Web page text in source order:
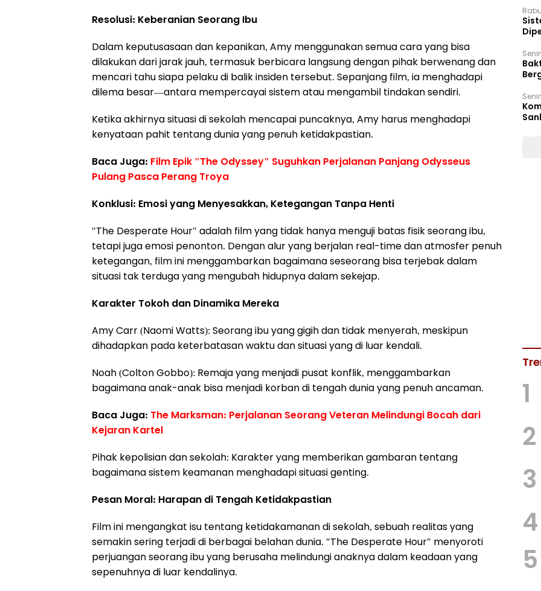
Resolusi: Keberanian Seorang Ibu
Dalam keputusasaan dan kepanikan, Amy menggunakan semua cara yang bisa
dilakukan dari jarak jauh, termasuk berbicara langsung dengan pihak berwenang dan
mencari tahu siapa pelaku di balik insiden tersebut. Sepanjang film, ia menghadapi
dilema besar—antara mempercayai sistem atau mengambil tindakan sendiri.
Ketika akhirnya situasi di sekolah mencapai puncaknya, Amy harus menghadapi
kenyataan pahit tentang dunia yang penuh ketidakpastian.
Baca Juga: Film Epik "The Odyssey" Suguhkan Perjalanan Panjang Odysseus
Pulang Pasca Perang Troya
Konklusi: Emosi yang Menyesakkan, Ketegangan Tanpa Henti
"The Desperate Hour" adalah film yang tidak hanya menguji batas fisik seorang ibu,
tetapi juga emosi penonton. Dengan alur yang berjalan real-time dan atmosfer penuh
ketegangan, film ini menggambarkan bagaimana seseorang bisa terjebak dalam
situasi tak terduga yang mengubah hidupnya dalam sekejap.
Karakter Tokoh dan Dinamika Mereka
Amy Carr (Naomi Watts): Seorang ibu yang gigih dan tidak menyerah, meskipun
dihadapkan pada keterbatasan waktu dan situasi yang di luar kendali.
Noah (Colton Gobbo): Remaja yang menjadi pusat konflik, menggambarkan
bagaimana anak-anak bisa menjadi korban di tengah dunia yang penuh ancaman.
Baca Juga: The Marksman: Perjalanan Seorang Veteran Melindungi Bocah dari
Kejaran Kartel
Pihak kepolisian dan sekolah: Karakter yang memberikan gambaran tentang
bagaimana sistem keamanan menghadapi situasi genting.
Pesan Moral: Harapan di Tengah Ketidakpastian
Film ini mengangkat isu tentang ketidakamanan di sekolah, sebuah realitas yang
semakin sering terjadi di berbagai belahan dunia. "The Desperate Hour" menyoroti
perjuangan seorang ibu yang berusaha melindungi anaknya dalam keadaan yang
sepenuhnya di luar kendalinya.
1
2
3
4
5